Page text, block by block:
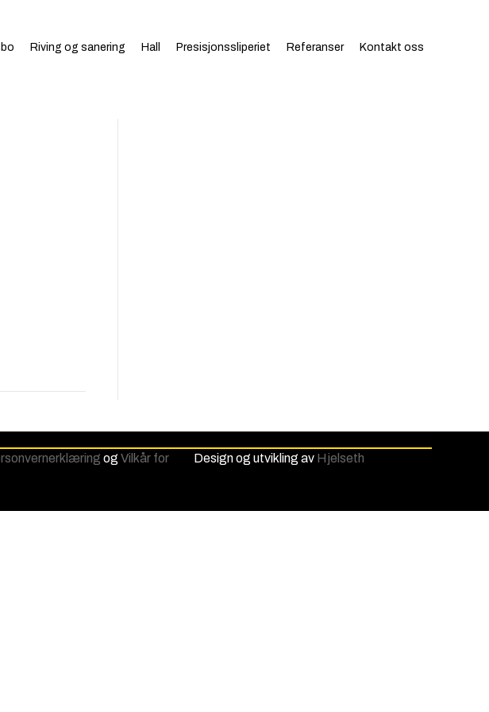
Riving og sanering Hall Presisjonssliperiet Referanser Kontakt oss
og Vilkår for
Design og utvikling av Hjelseth